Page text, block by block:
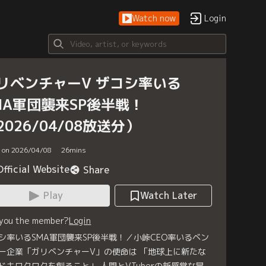
Watch now Login
ベンチャーV ザコシ率いる
軍団襲来SP後半戦！
04/08放送分）
2026/04/08 26mins
Website
Share
Play
Watch Later
the member?Login
率いるSMA軍団襲来SP後半戦！／小峠CEO率いるベン
企業「ガリベンチャーV」の使命は 「地球上に新たな